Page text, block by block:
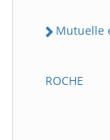
Mutuelle
ROCHE